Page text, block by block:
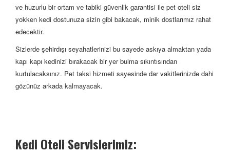
ve huzurlu bir ortam ve tabiki güvenlik garantisi ile pet oteli siz
yokken kedi dostunuza sizin gibi bakacak, minik dostlarımız rahat
edecektir.
Sizlerde şehirdışı seyahatlerinizi bu sayede askıya almaktan yada
kapı kapı kedinizi bırakacak bir yer bulma sıkıntısından
kurtulacaksınız. Pet taksi hizmeti sayesinde dar vakitlerinizde dahi
gözünüz arkada kalmayacak.
Kedi Oteli Servislerimiz: